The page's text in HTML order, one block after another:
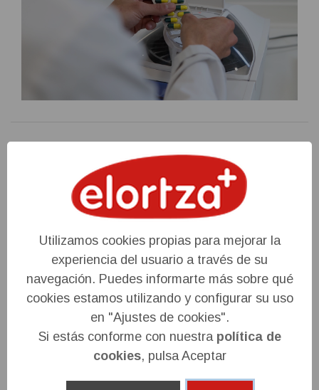
Juan Gisasola, 18 - 20600 EIBAR (Gipuzkoa)
Farmacia: 943 20 61 00
Dietista (WhatsApp): 688 697 846
info@elortzabotika.com
Lunes a viernes (24 horas)
Utilizamos cookies propias para mejorar la
experiencia del usuario a través de su
navegación. Puedes informarte más sobre qué
cookies estamos utilizando y configurar su uso
en "Ajustes de cookies".
Si estás conforme con nuestra política de
cookies, pulsa Aceptar